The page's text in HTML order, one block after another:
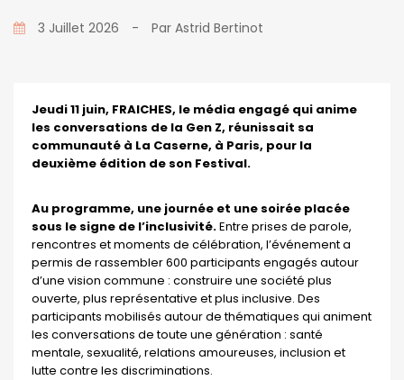
3 Juillet 2026 - Par Astrid Bertinot
Jeudi 11 juin, FRAICHES, le média engagé qui anime
les conversations de la Gen Z, réunissait sa
communauté à La Caserne, à Paris, pour la
deuxième édition de son Festival.
Au programme, une journée et une soirée placée
sous le signe de l’inclusivité.Entre prises de parole,
rencontres et moments de célébration, l’événement a
permis de rassembler 600 participants engagés autour
d’une vision commune : construire une société plus
ouverte, plus représentative et plus inclusive. Des
participants mobilisés autour de thématiques qui animent
les conversations de toute une génération : santé
mentale, sexualité, relations amoureuses, inclusion et
lutte contre les discriminations.